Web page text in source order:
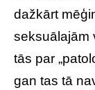
dažkārt
seksuālajām
tās par
gan tas tā